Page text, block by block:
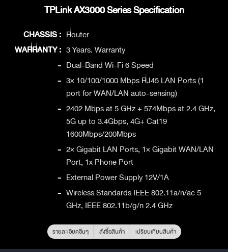
TPLink AX3000 Series Specification
CHASSIS : Router
WARRANTY : 3 Years. Warranty
- Dual-Band Wi-Fi 6 Speed
- 3× 10/100/1000 Mbps RJ45 LAN Ports (1
port for WAN/LAN auto-sensing)
- 2402 Mbps at 5 GHz + 574Mbps at 2.4 GHz,
5G up to 3.4Gbps, 4G+ Cat19
1600Mbps/200Mbps
- 2× Gigabit LAN Ports, 1× Gigabit WAN/LAN
Port, 1x Phone Port
- External Power Supply 12V/1A
- Wireless Standards IEEE 802.11a/n/ac 5
GHz, IEEE 802.11b/g/n 2.4 GHz
รายละเอียดอื่นๆ สั่งซื้อสินค้า เปรียบเทียบสินค้า